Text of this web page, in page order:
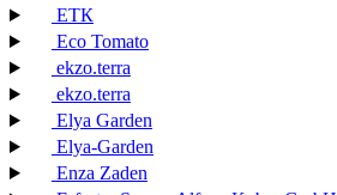
EТК
Eco Tomato
ekzo.terra
ekzo.terra
Elya Garden
Elya-Garden
Enza Zaden